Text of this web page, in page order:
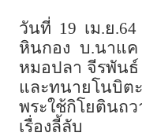
วันที่ 19 เม.ย
หินกอง บ.นาแ
หมอปลา จีรพันธ์
และทนายโนบิ
พระใช้กิโยตินถ
เรื่องลี้ลับ